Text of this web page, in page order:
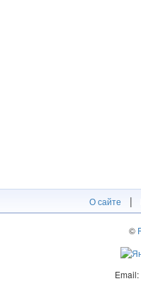
О сайте |
©
Email: